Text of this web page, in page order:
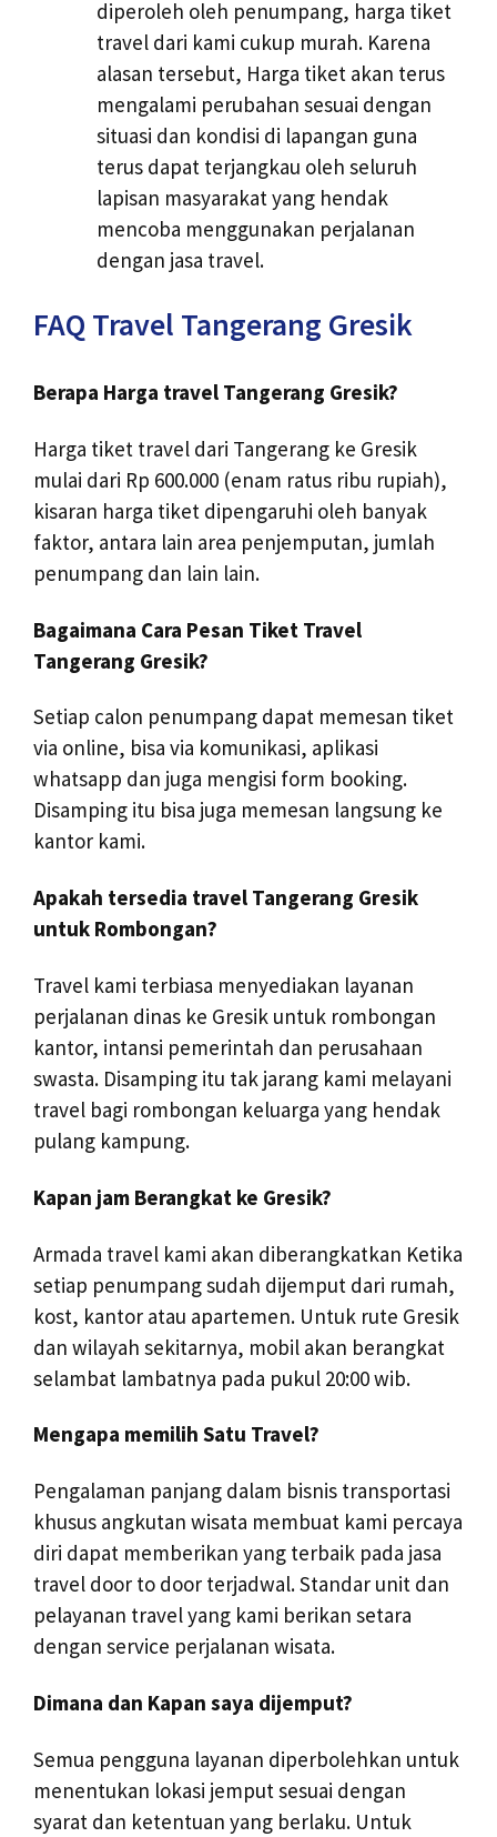
diperoleh oleh penumpang, harga tiket
travel dari kami cukup murah. Karena
alasan tersebut, Harga tiket akan terus
mengalami perubahan sesuai dengan
situasi dan kondisi di lapangan guna
terus dapat terjangkau oleh seluruh
lapisan masyarakat yang hendak
mencoba menggunakan perjalanan
dengan jasa travel.
FAQ Travel Tangerang Gresik
Berapa Harga travel Tangerang Gresik?
Harga tiket travel dari Tangerang ke Gresik
mulai dari Rp 600.000 (enam ratus ribu rupiah),
kisaran harga tiket dipengaruhi oleh banyak
faktor, antara lain area penjemputan, jumlah
penumpang dan lain lain.
Bagaimana Cara Pesan Tiket Travel
Tangerang Gresik?
Setiap calon penumpang dapat memesan tiket
via online, bisa via komunikasi, aplikasi
whatsapp dan juga mengisi form booking.
Disamping itu bisa juga memesan langsung ke
kantor kami.
Apakah tersedia travel Tangerang Gresik
untuk Rombongan?
Travel kami terbiasa menyediakan layanan
perjalanan dinas ke Gresik untuk rombongan
kantor, intansi pemerintah dan perusahaan
swasta. Disamping itu tak jarang kami melayani
travel bagi rombongan keluarga yang hendak
pulang kampung.
Kapan jam Berangkat ke Gresik?
Armada travel kami akan diberangkatkan Ketika
setiap penumpang sudah dijemput dari rumah,
kost, kantor atau apartemen. Untuk rute Gresik
dan wilayah sekitarnya, mobil akan berangkat
selambat lambatnya pada pukul 20:00 wib.
Mengapa memilih Satu Travel?
Pengalaman panjang dalam bisnis transportasi
khusus angkutan wisata membuat kami percaya
diri dapat memberikan yang terbaik pada jasa
travel door to door terjadwal. Standar unit dan
pelayanan travel yang kami berikan setara
dengan service perjalanan wisata.
Dimana dan Kapan saya dijemput?
Semua pengguna layanan diperbolehkan untuk
menentukan lokasi jemput sesuai dengan
syarat dan ketentuan yang berlaku. Untuk